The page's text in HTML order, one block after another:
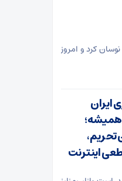
تا ۱۷۸ هزار تومان نوسان کرد و امروز
ایران
همیشه؛
اینترنت